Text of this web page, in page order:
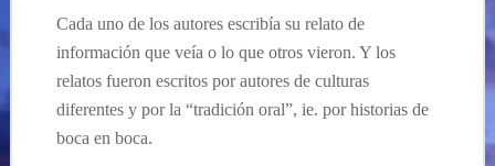
Cada uno de los autores escribía su relato de
información que veía o lo que otros vieron. Y los
relatos fueron escritos por autores de culturas
diferentes y por la “tradición oral”, ie. por historias de
boca en boca.